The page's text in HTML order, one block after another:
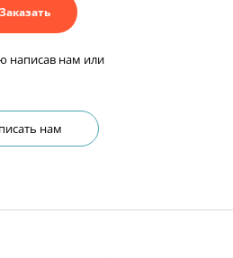
Заказать
написав нам или
нам